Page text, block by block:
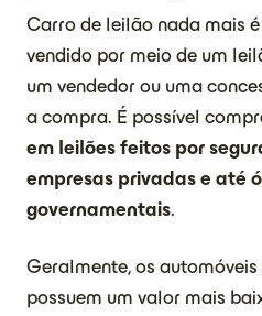
Carro de leilão nada mais
vendido por meio de um
um vendedor ou uma
a compra. É possível
em leilões feitos por
empresas privadas e até
governamentais.
Geralmente, os automóveis
possuem um valor mais